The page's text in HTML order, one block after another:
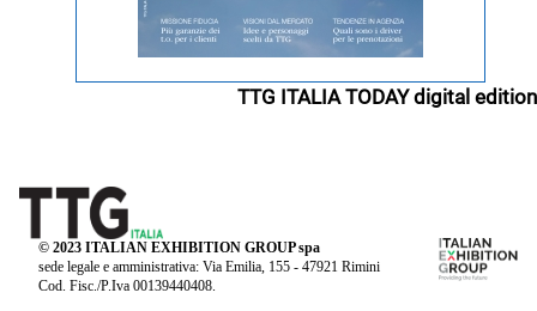
TTG ITALIA TODAY digital edition
© 2023 ITALIAN EXHIBITION GROUP spa
sede legale e amministrativa: Via Emilia, 155 - 47921 Rimini
Cod. Fisc./P.Iva 00139440408.